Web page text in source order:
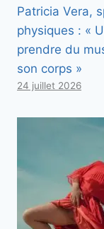
Patricia Vera,
physiques : «
prendre du
son corps »
24 juillet 2026